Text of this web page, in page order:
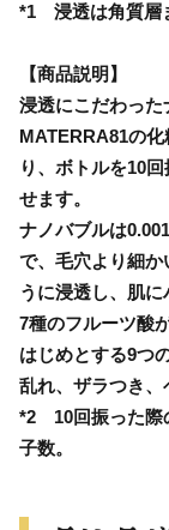
*1 浸透は角質層
【商品説明】
浸透にこだわっ
MATERRA81の
り、ボトルを10
せます。
ナノバブルは
で、毛穴より細か
うに浸透し、肌に
7種のフルーツ酸
はじめとする9つ
乱れ、ザラつき、
*2 10回振った際
子数。